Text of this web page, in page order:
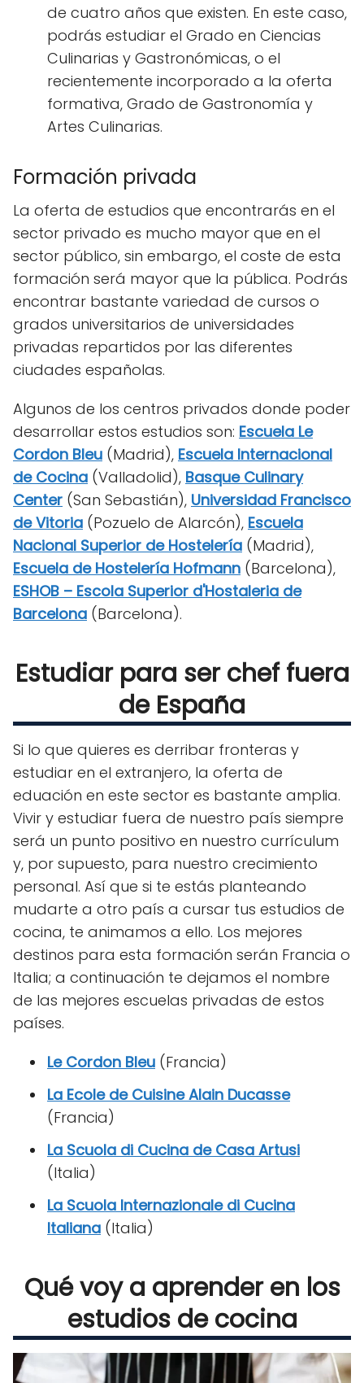
de cuatro años que existen. En este caso,
podrás estudiar el Grado en Ciencias
Culinarias y Gastronómicas, o el
recientemente incorporado a la oferta
formativa, Grado de Gastronomía y
Artes Culinarias.
Formación privada
La oferta de estudios que encontrarás en el
sector privado es mucho mayor que en el
sector público, sin embargo, el coste de esta
formación será mayor que la pública. Podrás
encontrar bastante variedad de cursos o
grados universitarios de universidades
privadas repartidos por las diferentes
ciudades españolas.
Algunos de los centros privados donde poder
desarrollar estos estudios son: Escuela Le
Cordon Bleu (Madrid), Escuela Internacional
de Cocina (Valladolid), Basque Culinary
Center (San Sebastián), Universidad Francisco
de Vitoria (Pozuelo de Alarcón), Escuela
Nacional Superior de Hostelería (Madrid),
Escuela de Hostelería Hofmann (Barcelona),
ESHOB – Escola Superior d'Hostaleria de
Barcelona (Barcelona).
Estudiar para ser chef fuera
de España
Si lo que quieres es derribar fronteras y
estudiar en el extranjero, la oferta de
eduación en este sector es bastante amplia.
Vivir y estudiar fuera de nuestro país siempre
será un punto positivo en nuestro currículum
y, por supuesto, para nuestro crecimiento
personal. Así que si te estás planteando
mudarte a otro país a cursar tus estudios de
cocina, te animamos a ello. Los mejores
destinos para esta formación serán Francia o
Italia; a continuación te dejamos el nombre
de las mejores escuelas privadas de estos
países.
Le Cordon Bleu (Francia)
La Ecole de Cuisine Alain Ducasse
(Francia)
La Scuola di Cucina de Casa Artusi
(Italia)
La Scuola Internazionale di Cucina
Italiana (Italia)
Qué voy a aprender en los
estudios de cocina